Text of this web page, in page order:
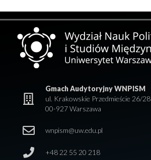
Gmach Audytoryjny WNPISM
ul. Krakowskie Przedmieście 26/28
00-927 Warszawa
wnpism@uw.edu.pl
+48 22 55 20 218